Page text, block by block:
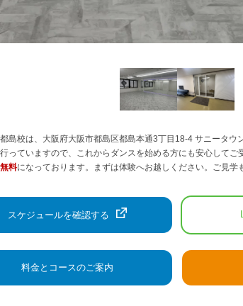
島校は、大阪府大阪市都島区都島本通3丁目18-4 サニータ
っていますので、これからダンスを始める方にも安心して
料になっております。まずは体験へお越しください。ご見学
スケジュールを確認する
料金とコースのご案内